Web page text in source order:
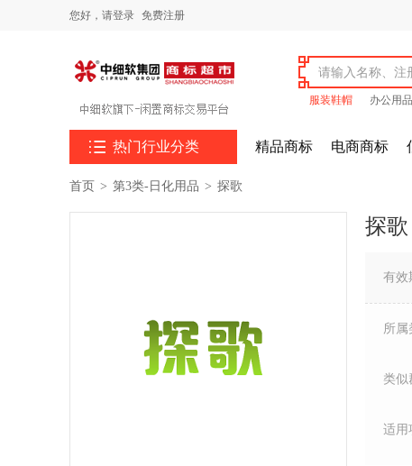
您好， 请登录 免费注册
服装鞋帽 办公用品
 热门行业分类 精品商标 电商商标
首页 > 第3类-日化用品 > 探歌
探歌
有效
所属
类似
适用